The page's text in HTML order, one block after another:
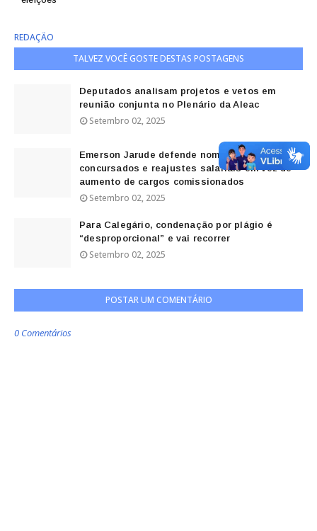
REDAÇÃO
TALVEZ VOCÊ GOSTE DESTAS POSTAGENS
Deputados analisam projetos e vetos em
reunião conjunta no Plenário da Aleac
Setembro 02, 2025
Emerson Jarude defende nomeações de
concursados e reajustes salariais em vez de
aumento de cargos comissionados
Setembro 02, 2025
Para Calegário, condenação por plágio é
“desproporcional” e vai recorrer
Setembro 02, 2025
POSTAR UM COMENTÁRIO
0 Comentários